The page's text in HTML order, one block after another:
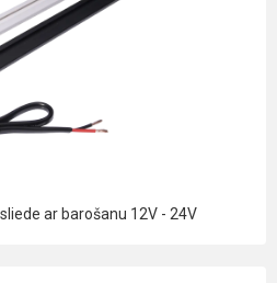
ar barošanu 12V - 24V